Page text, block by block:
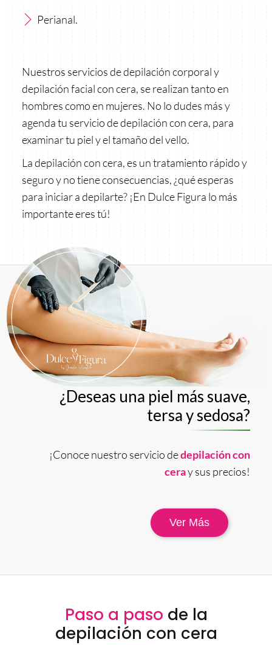
Perianal.
Nuestros servicios de depilación corporal y
depilación facial con cera, se realizan tanto en
hombres como en mujeres. No lo dudes más y
agenda tu servicio de depilación con cera, para
examinar tu piel y el tamaño del vello.
La depilación con cera, es un tratamiento rápido y
seguro y no tiene consecuencias, ¿qué esperas
para iniciar a depilarte? ¡En Dulce Figura lo más
importante eres tú!
¿Deseas una piel más suave,
tersa y sedosa?
¡Conoce nuestro servicio dedepilación con
ceray sus precios!
Ver Más
Paso a paso de la
depilación con cera